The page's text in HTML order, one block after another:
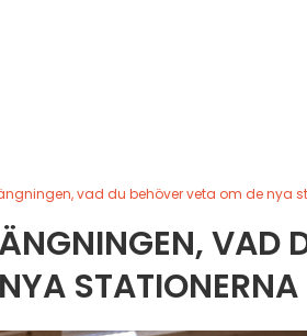
vad du behöver veta om de nya
VAD
STATIONERNA